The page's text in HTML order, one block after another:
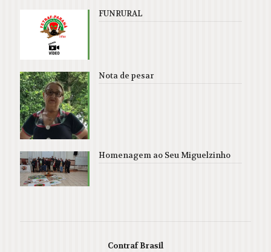
FUNRURAL
Nota de pesar
Homenagem ao Seu Miguelzinho
Contraf Brasil